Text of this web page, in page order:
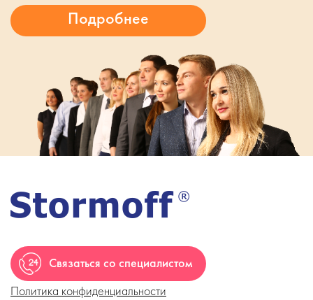
Связаться со специалистом
Политика конфиденциальности